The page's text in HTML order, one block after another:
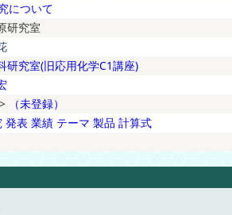
について
研究室
研究室(旧応用化学C1講座)
>
（未登録）
発表 業績 テーマ 製品 計算式